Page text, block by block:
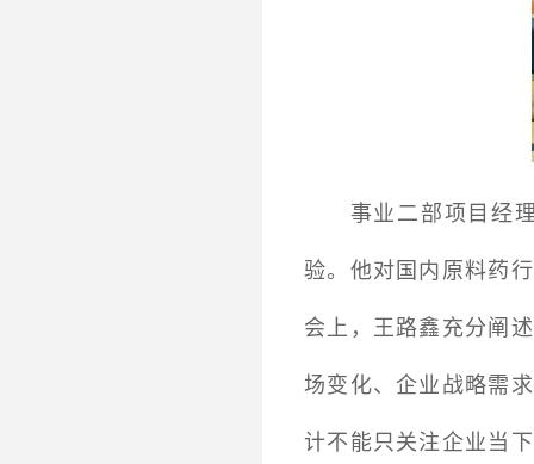
事业二部项目经
验。他对国内原料药
会上，王路鑫充分阐
场变化、企业战略需
计不能只关注企业当